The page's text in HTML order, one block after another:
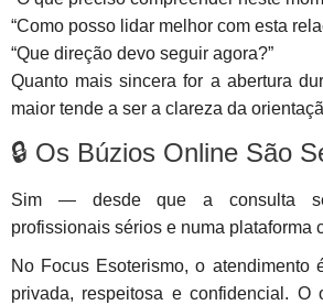
“Como posso lidar melhor com esta
“Que direção devo seguir agora?”
Quanto mais sincera for a abertura
maior tende a ser a clareza da
🔒 Os Búzios Online São
Sim — desde que a consulta
profissionais sérios e numa plataforma
No Focus Esoterismo, o atendimento
privada, respeitosa e confidencial. O